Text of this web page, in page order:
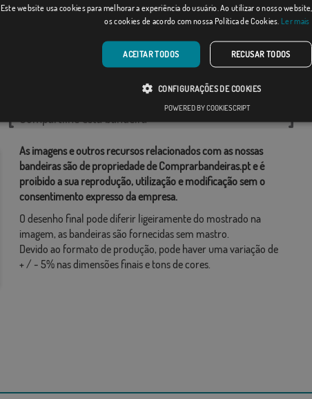
Fédry Alanís
Categorias relacionadas:
Compartilhe esta bandeira
As imagens e outros recursos relacionados com as nossas
bandeiras são de propriedade de Comprarbandeiras.pt e é
proibido a sua reprodução, utilização e modificação sem o
consentimento expresso da empresa.
O desenho final pode diferir ligeiramente do mostrado na
imagem, as bandeiras são fornecidas sem mastro.
Devido ao formato de produção, pode haver uma variação de
+ / - 5% nas dimensões finais e tons de cores.
Este website usa cookies para melhorar a experiência do usuário. Ao utilizar o nosso
os cookies de acordo com nossa Política de Cookies. Ler mais
ACEITAR TODOS RECUSAR TODOS
CONFIGURAÇÕES DE COOKIES
POWERED BY COOKIESCRIPT